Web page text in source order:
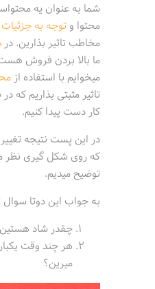
شما به عنوان یه
محتوا و توجه به جزئیات
مخاطب تاثیر بذارین. در
ما بالا بردن فروش
میخوایم با استفاده از
تاثیر مثبتی بذاریم که
کار دست پیدا کنیم.
در این پست نتیجه تغییر
که روی شکل گیری نظر
توضیح میدیم.
به جواب این دوتا
چقدر شاد
هر چند وقت
میرین؟